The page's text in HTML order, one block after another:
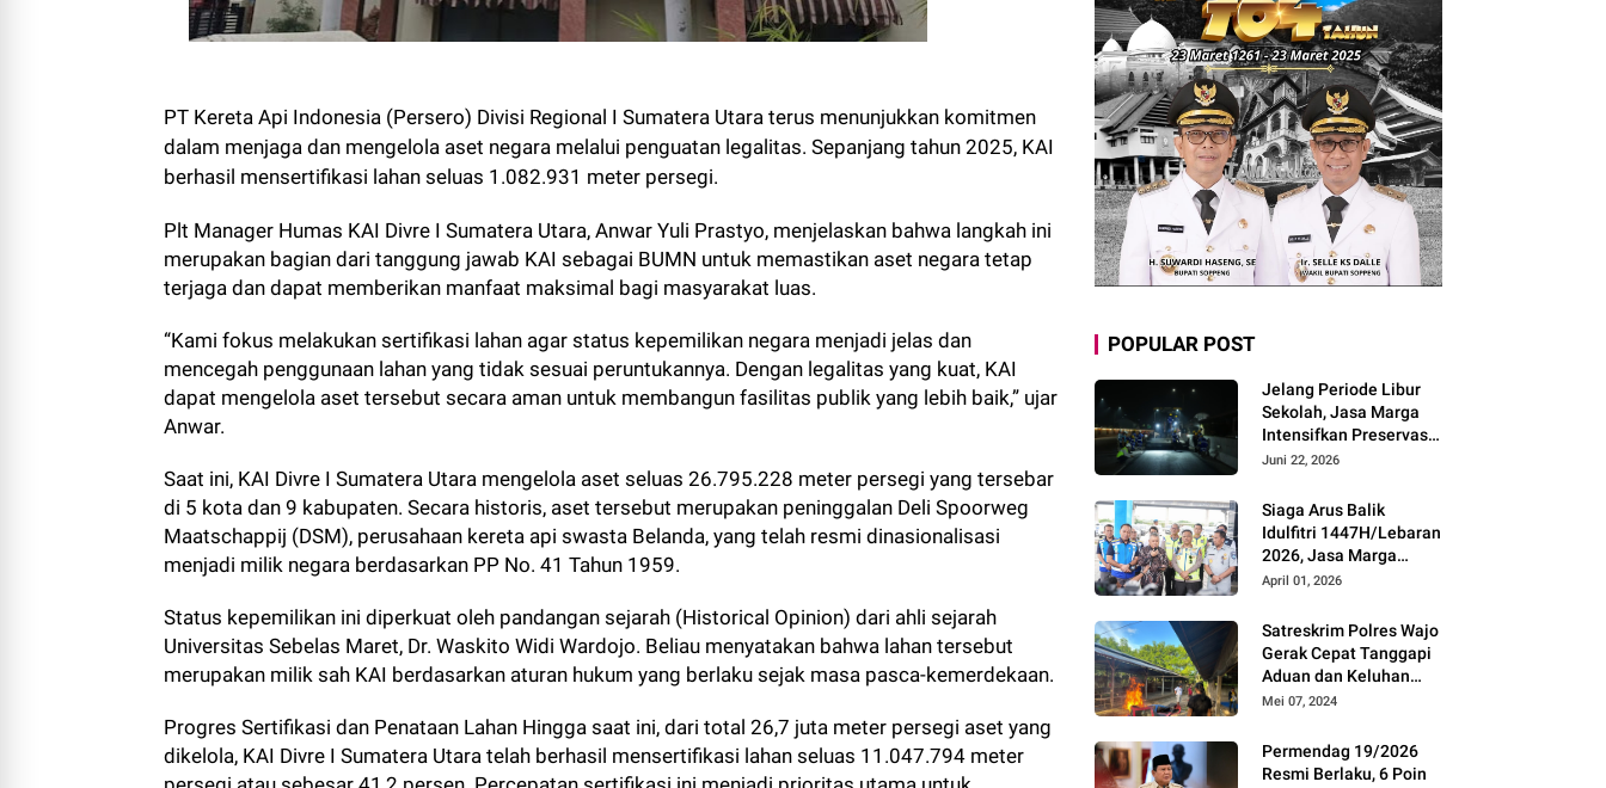
PT Kereta Api Indonesia (Persero) Divisi Regional I Sumatera Utara terus menunjukkan komitmen
dalam menjaga dan mengelola aset negara melalui penguatan legalitas. Sepanjang tahun 2025, KAI
berhasil mensertifikasi lahan seluas 1.082.931 meter persegi.
Plt Manager Humas KAI Divre I Sumatera Utara, Anwar Yuli Prastyo, menjelaskan bahwa langkah ini
merupakan bagian dari tanggung jawab KAI sebagai BUMN untuk memastikan aset negara tetap
terjaga dan dapat memberikan manfaat maksimal bagi masyarakat luas.
“Kami fokus melakukan sertifikasi lahan agar status kepemilikan negara menjadi jelas dan
mencegah penggunaan lahan yang tidak sesuai peruntukannya. Dengan legalitas yang kuat, KAI
dapat mengelola aset tersebut secara aman untuk membangun fasilitas publik yang lebih baik,” ujar
Anwar.
Saat ini, KAI Divre I Sumatera Utara mengelola aset seluas 26.795.228 meter persegi yang tersebar
di 5 kota dan 9 kabupaten. Secara historis, aset tersebut merupakan peninggalan Deli Spoorweg
Maatschappij (DSM), perusahaan kereta api swasta Belanda, yang telah resmi dinasionalisasi
menjadi milik negara berdasarkan PP No. 41 Tahun 1959.
Status kepemilikan ini diperkuat oleh pandangan sejarah (Historical Opinion) dari ahli sejarah
Universitas Sebelas Maret, Dr. Waskito Widi Wardojo. Beliau menyatakan bahwa lahan tersebut
merupakan milik sah KAI berdasarkan aturan hukum yang berlaku sejak masa pasca-kemerdekaan.
Progres Sertifikasi dan Penataan Lahan Hingga saat ini, dari total 26,7 juta meter persegi aset yang
dikelola, KAI Divre I Sumatera Utara telah berhasil mensertifikasi lahan seluas 11.047.794 meter
POPULAR POST
Jelang Periode Libur
Sekolah, Jasa Marga
Intensifkan Preservasi
Rutin Jalan Tol untuk
Keamanan dan
Kenyamanan
Perjalanan
Juni 22, 2026
Siaga Arus Balik
Idulfitri 1447H/Lebaran
2026, Jasa Marga
Pastikan Kesiapan
Pemudik Gunakan Rest
Area Alternatif
April 01, 2026
Satreskrim Polres Wajo
Gerak Cepat Tanggapi
Aduan dan Keluhan
Masyarakat Soal Aksi
Mei 07, 2024
Permendag 19/2026
Resmi Berlaku, 6 Poin